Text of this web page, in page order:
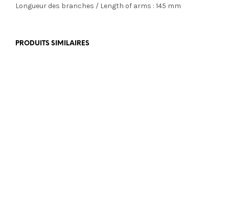
Longueur des branches / Length of arms : 145 mm
PRODUITS SIMILAIRES